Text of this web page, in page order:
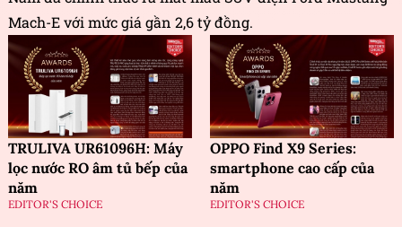
Mach-E với mức giá gần 2,6 tỷ đồng.
TRULIVA UR61096H: Máy
lọc nước RO âm tủ bếp của
năm
EDITOR'S CHOICE
OPPO Find X9 Series:
smartphone cao cấp của
năm
EDITOR'S CHOICE